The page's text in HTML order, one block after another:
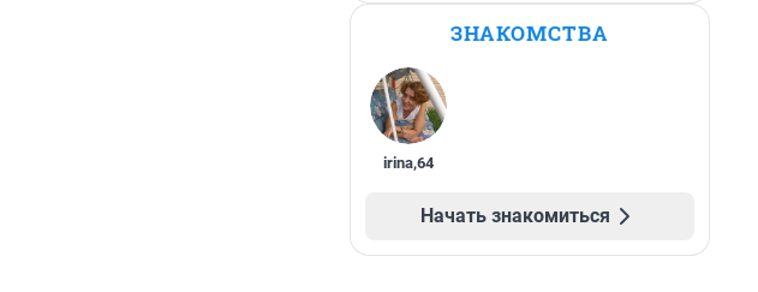
ЗНАКОМСТВА
irina,64
Начать знакомиться